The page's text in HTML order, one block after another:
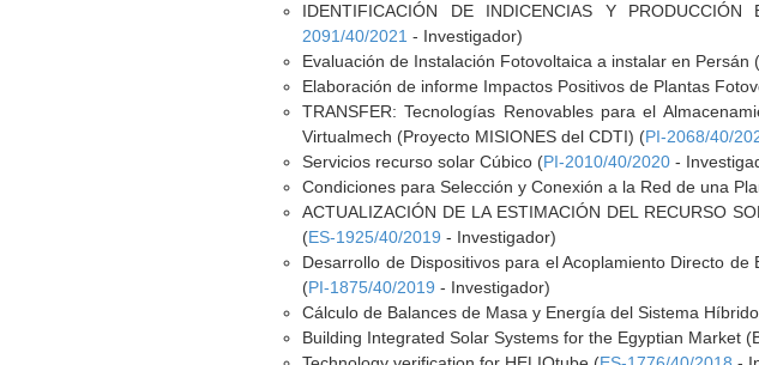
IDENTIFICACIÓN DE INDICENCIAS Y
2091/40/2021 - Investigador)
Evaluación de Instalación Fotovoltaica a instalar en Persán (
Elaboración de informe Impactos Positivos de Plantas
TRANSFER: Tecnologías Renovables para el
Virtualmech (Proyecto MISIONES del CDTI) (PI-2068/40/
Servicios recurso solar Cúbico (PI-2010/40/2020 -
Condiciones para Selección y Conexión a la Red de una
ACTUALIZACIÓN DE LA ESTIMACIÓN DEL RECURSO
(ES-1925/40/2019 - Investigador)
Desarrollo de Dispositivos para el Acoplamiento Directo
(PI-1875/40/2019 - Investigador)
Cálculo de Balances de Masa y Energía del Sistema
Building Integrated Solar Systems for the Egyptian Market